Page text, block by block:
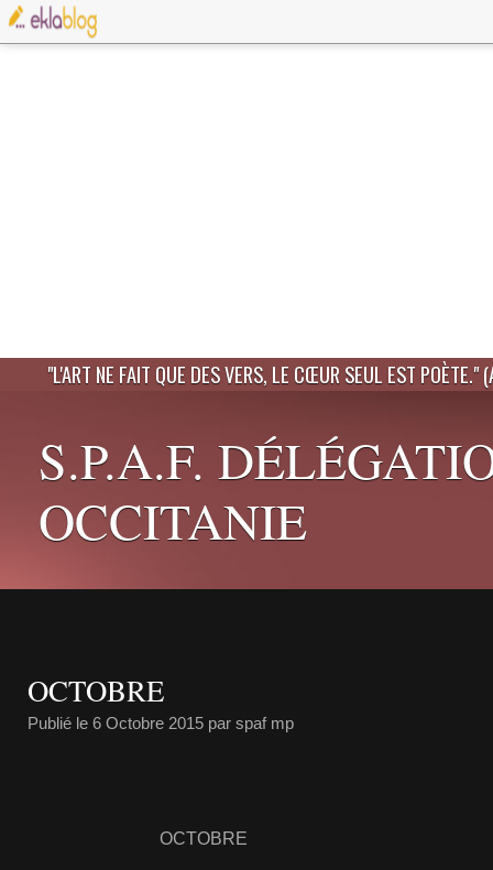
"L'ART NE FAIT QUE DES VERS, LE CŒUR SEUL EST POÈTE."
S.P.A.F.
OCCITANIE
OCTOBRE
Publié le 6 Octobre 2015 par spaf mp
OCTOBRE